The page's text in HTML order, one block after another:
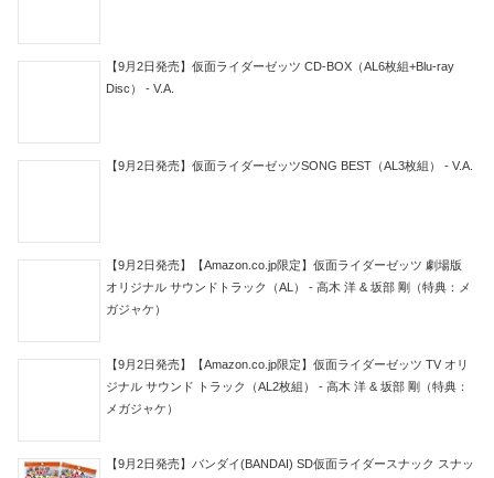
【9月2日発売】仮面ライダーゼッツ CD-BOX（AL6枚組+Blu-ray
Disc） - V.A.
【9月2日発売】仮面ライダーゼッツSONG BEST（AL3枚組） - V.A.
【9月2日発売】【Amazon.co.jp限定】仮面ライダーゼッツ 劇場版
オリジナル サウンドトラック（AL） - 高木 洋 & 坂部 剛（特典：メ
ガジャケ）
【9月2日発売】【Amazon.co.jp限定】仮面ライダーゼッツ TV オリ
ジナル サウンド トラック（AL2枚組） - 高木 洋 & 坂部 剛（特典：
メガジャケ）
【9月2日発売】バンダイ(BANDAI) SD仮面ライダースナック スナッ